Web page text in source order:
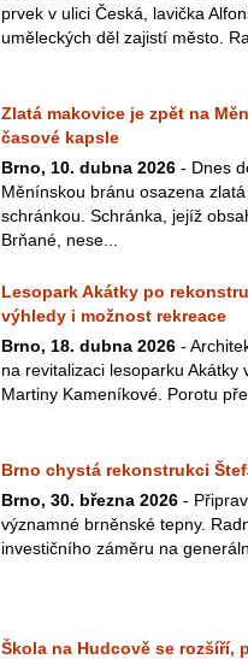
prvek v ulici Česká, lavička
uměleckých děl zajistí město.
Zlatá makovice je zpět na
časové kapsle
Brno, 10. dubna 2026 - Dnes
Měnínskou bránu osazena
schránkou. Schránka, jejíž
Brňané, nese...
Lesopark Akátky po
výhledy i možnost rekreace
Brno, 18. dubna 2026 -
na revitalizaci lesoparku Akátky
Martiny Kameníkové. Porotu
Brno chystá rekonstrukci
Brno, 30. března 2026 -
významné brněnské tepny.
investičního záměru na
Škola na Hudcově se rozšíří,